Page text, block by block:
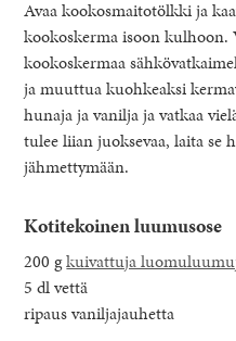
Avaa kookosmaitotölkki ja
kookoskerma isoon kulhoon.
kookoskermaa
ja muuttua kuohkeaksi
hunaja ja vanilja ja vatkaa
tulee liian juoksevaa, laita se
jähmettymään.
Kotitekoinen luumusose
200 gkuivattuja
5 dl vettä
ripaus vaniljajauhetta